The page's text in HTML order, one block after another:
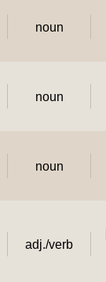
noun
noun
noun
adj./verb